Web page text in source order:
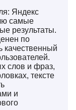
Яндекс
самые
результаты.
по
качественный
слов и фраз,
тексте
и